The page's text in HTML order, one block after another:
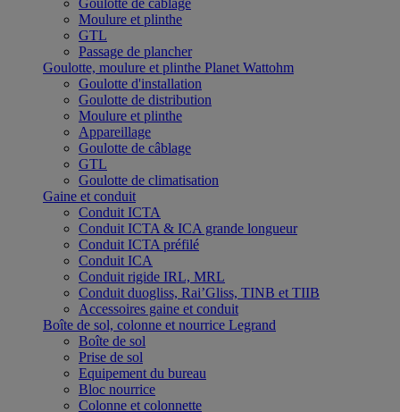
Goulotte de câblage
Moulure et plinthe
GTL
Passage de plancher
Goulotte, moulure et plinthe Planet Wattohm
Goulotte d'installation
Goulotte de distribution
Moulure et plinthe
Appareillage
Goulotte de câblage
GTL
Goulotte de climatisation
Gaine et conduit
Conduit ICTA
Conduit ICTA & ICA grande longueur
Conduit ICTA préfilé
Conduit ICA
Conduit rigide IRL, MRL
Conduit duogliss, Rai’Gliss, TINB et TIIB
Accessoires gaine et conduit
Boîte de sol, colonne et nourrice Legrand
Boîte de sol
Prise de sol
Equipement du bureau
Bloc nourrice
Colonne et colonnette